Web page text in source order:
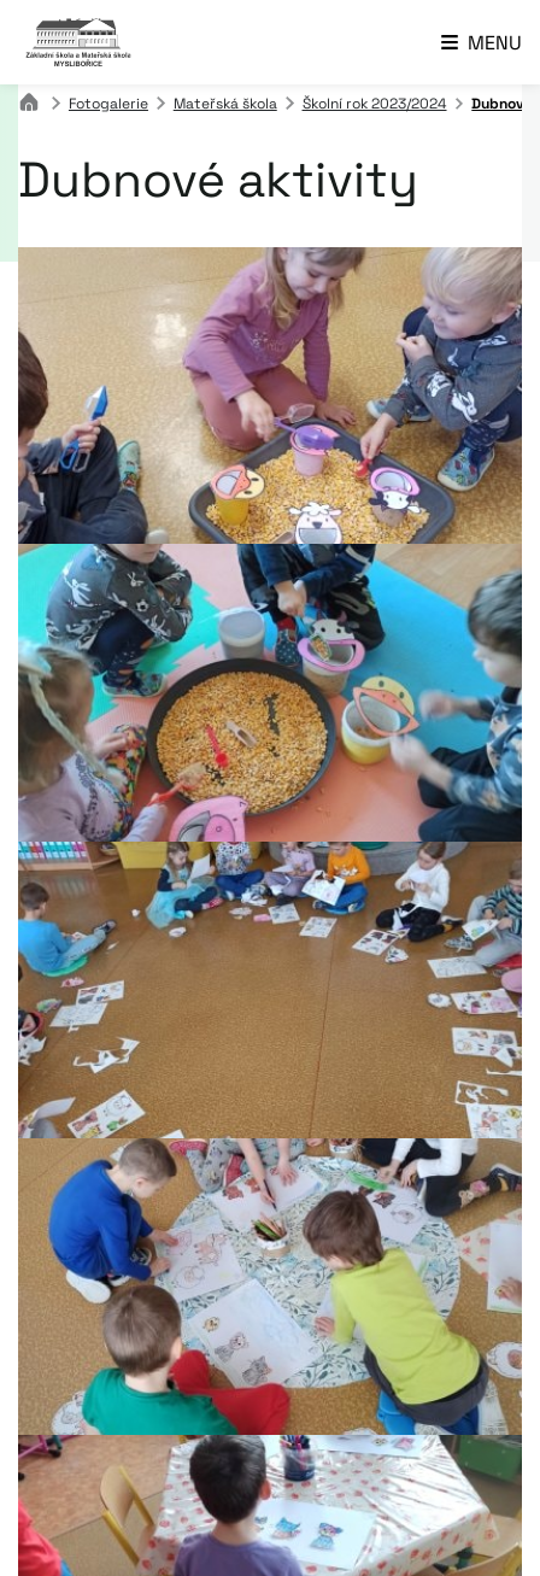
MENU
Fotogalerie Mateřská škola Školní rok 2023/2024
Dubnové aktivity